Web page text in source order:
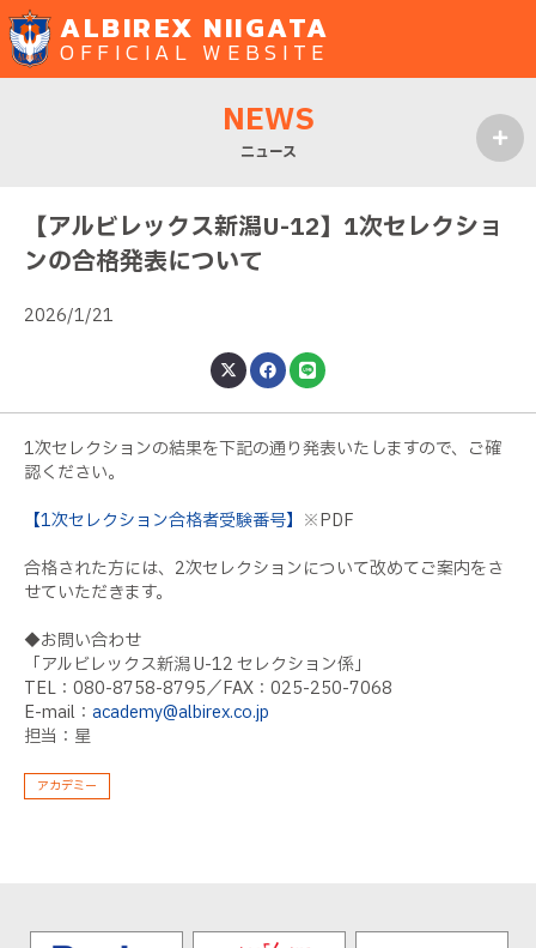
ALBIREX NIIGATA
OFFICIAL WEBSITE
NEWS
ニュース
【アルビレックス新潟U-12】1次セレクショ
ンの合格発表について
2026/1/21
1次セレクションの結果を下記の通り発表いたしますので、ご確
認ください。
【1次セレクション合格者受験番号】 ※PDF
合格された方には、2次セレクションについて改めてご案内をさ
せていただきます。
◆お問い合わせ
「アルビレックス新潟 U-12 セレクション係」
TEL：080-8758-8795／FAX：025-250-7068
E-mail： academy@albirex.co.jp
担当：星
アカデミー